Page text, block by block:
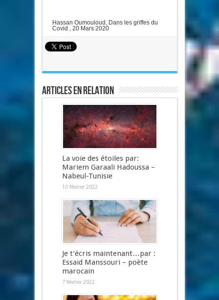
Hassan Oumouloud, Dans les griffes du
Covid , 20 Mars 2020
Articles en relation
La voie des étoiles par:
Mariem Garaali Hadoussa –
Nabeul-Tunisie
10 février 2022
Je t’écris maintenant…par :
Essaid Manssouri – poète
marocain
7 février 2022